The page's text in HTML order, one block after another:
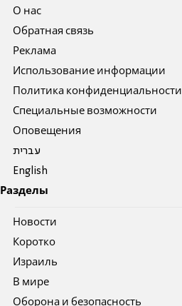
О нас
Обратная связь
Реклама
Использование информации
Политика конфиденциальности
Специальные возможности
Оповещения
עברית
English
Разделы
Новости
Коротко
Израиль
В мире
Оборона и безопасность